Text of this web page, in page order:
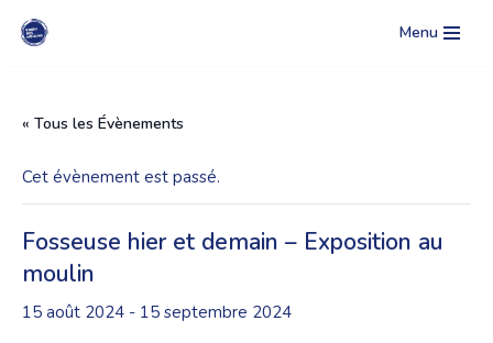
contenu
Menu
« Tous les Évènements
Cet évènement est passé.
Fosseuse hier et demain – Exposition au
moulin
15 août 2024 - 15 septembre 2024